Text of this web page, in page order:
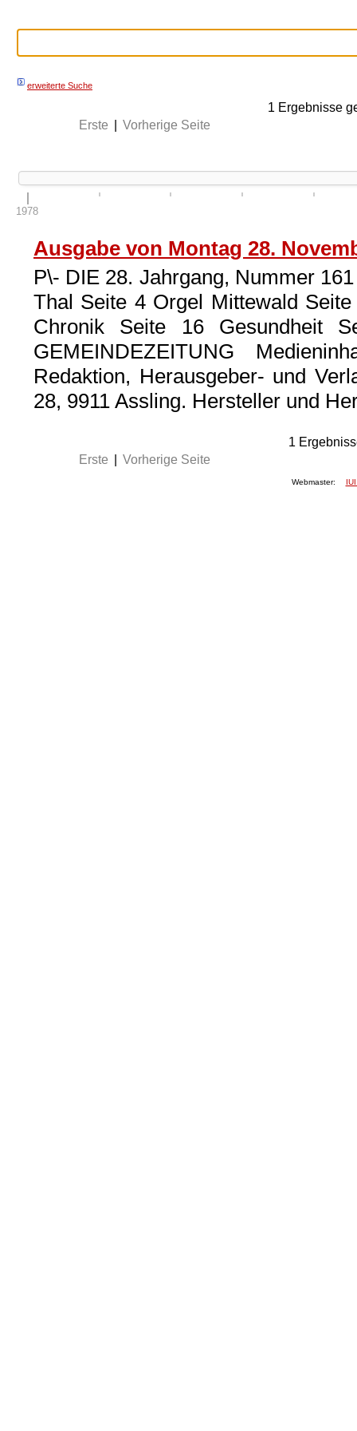
erweiterte Suche
1 Ergebnisse
Erste
Vorherige Seite
1978
Ausgabe von Montag 28.
P\- DIE 28. Jahrgang, Nummer
Thal Seite 4 Orgel Mittewald
Chronik Seite 16 Gesundheit
GEMEINDEZEITUNG
Redaktion, Herausgeber- und
28, 9911 Assling. Hersteller und
1
Erste
Vorherige Seite
Webmaster: